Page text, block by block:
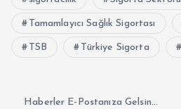
Tamamlayıcı Sağlık Sigortası
TSB Türkiye Sigorta
Haberler E-Postanıza Gelsin...